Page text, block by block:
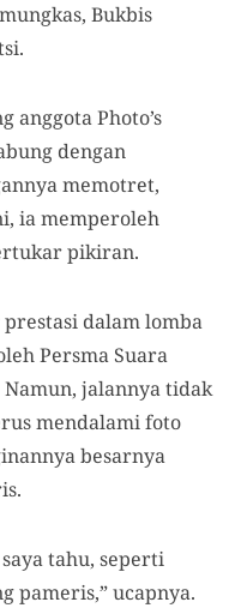
Bukbis
anggota Photo’s
dengan
memotret,
ia memperoleh
pikiran.
dalam lomba
Persma Suara
jalannya tidak
mendalami foto
besarnya
tahu, seperti
pameris,” ucapnya.